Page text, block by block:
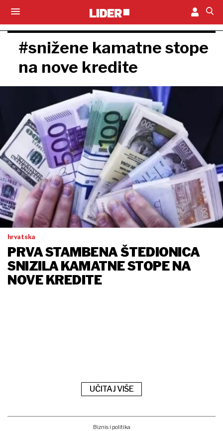
#snižene kamatne stope
na nove kredite
hrvatska
PRVA STAMBENA ŠTEDIONICA
SNIZILA KAMATNE STOPE NA
NOVE KREDITE
UČITAJ VIŠE
Biznis i politika